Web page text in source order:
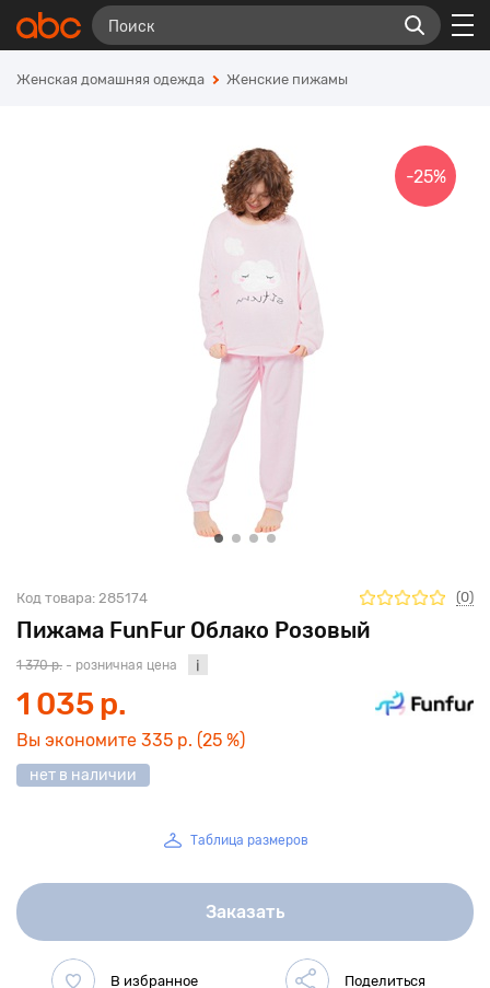
Женская домашняя одежда Женские пижамы
Пижама FunFur Облако Розовый
Код товара: 285174 (0)
-25%
1 370 р. - розничная цена
1 035 р.
Вы экономите 335 р. (25 %)
нет в наличии
Таблица размеров
Заказать